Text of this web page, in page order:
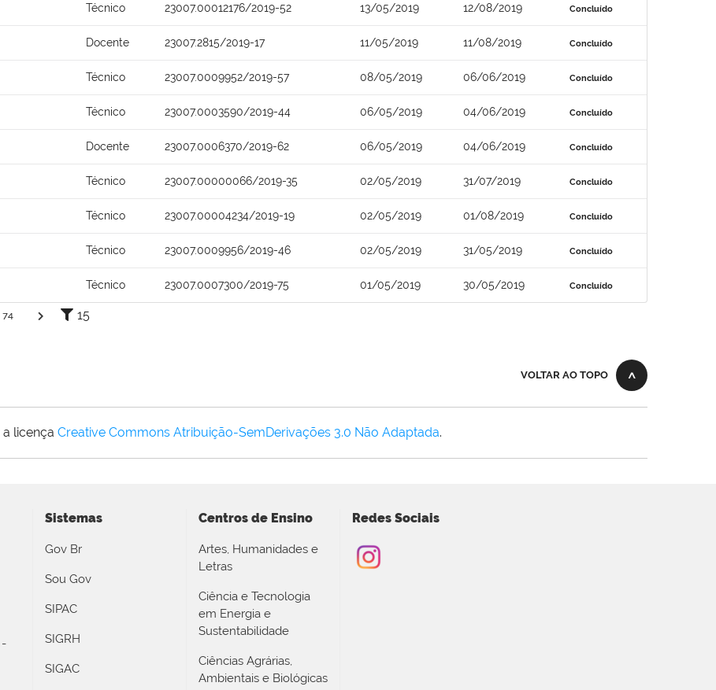
Técnico 23007.00012176/2019-52 13/05/2019 12/08/2019 Concluído
Docente 23007.2815/2019-17 11/05/2019 11/08/2019 Concluído
Técnico 23007.0009952/2019-57 08/05/2019 06/06/2019 Concluído
Técnico 23007.0003590/2019-44 06/05/2019 04/06/2019 Concluído
Docente 23007.0006370/2019-62 06/05/2019 04/06/2019 Concluído
Técnico 23007.00000066/2019-35 02/05/2019 31/07/2019 Concluído
Técnico 23007.00004234/2019-19 02/05/2019 01/08/2019 Concluído
Técnico 23007.0009956/2019-46 02/05/2019 31/05/2019 Concluído
Técnico 23007.0007300/2019-75 01/05/2019 30/05/2019 Concluído
74 15
VOLTAR AO TOPO
licença Creative Commons Atribuição-SemDerivações 3.0 Não Adaptada.
-
Sistemas
Gov Br
Sou Gov
SIPAC
SIGRH
SIGAC
Centros de Ensino
Artes, Humanidades e
Letras
Ciência e Tecnologia
em Energia e
Sustentabilidade
Ciências Agrárias,
Ambientais e Biológicas
Redes Sociais